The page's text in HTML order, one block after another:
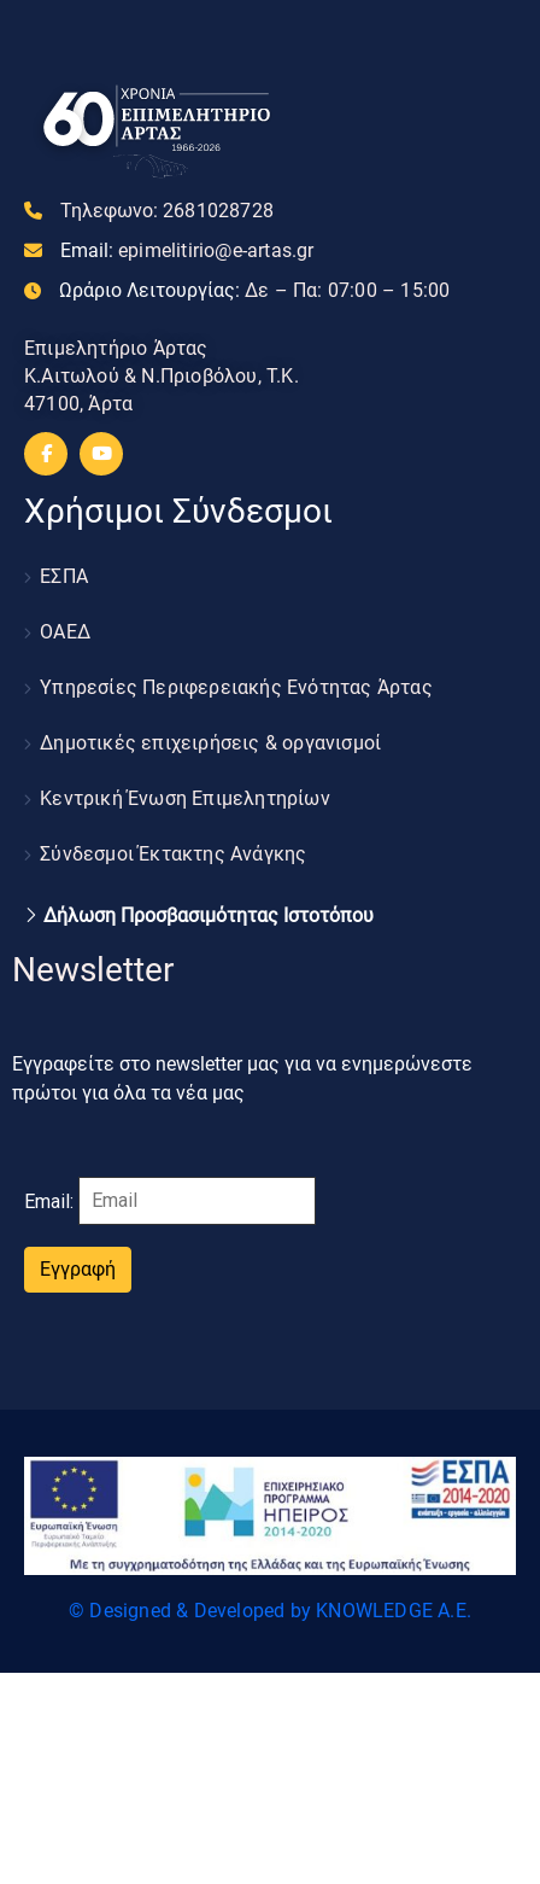
Τηλεφωνο: 2681028728
Email: epimelitirio@e-artas.gr
Ωράριο Λειτουργίας: Δε – Πα: 07:00 – 15:00
Επιμελητήριο Άρτας
Κ.Αιτωλού & Ν.Πριοβόλου, Τ.Κ.
47100, Άρτα
Χρήσιμοι Σύνδεσμοι
ΕΣΠΑ
ΟΑΕΔ
Υπηρεσίες Περιφερειακής Ενότητας Άρτας
Δημοτικές επιχειρήσεις & οργανισμοί
Κεντρική Ένωση Επιμελητηρίων
Σύνδεσμοι Έκτακτης Ανάγκης
Δήλωση Προσβασιμότητας Ιστοτόπου
Newsletter
Εγγραφείτε στο newsletter μας για να ενημερώνεστε
πρώτοι για όλα τα νέα μας
Email:
Εγγραφή
© Designed & Developed by KNOWLEDGE A.E.